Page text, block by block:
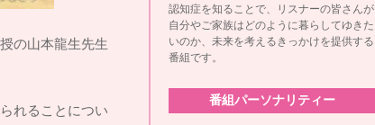
の山本龍生先生
れることについ
認知症を知ることで、リスナーの皆さんが
自分やご家族はどのように暮らしてゆきた
いのか、未来を考えるきっかけを提供する
番組です。
番組パーソナリティー